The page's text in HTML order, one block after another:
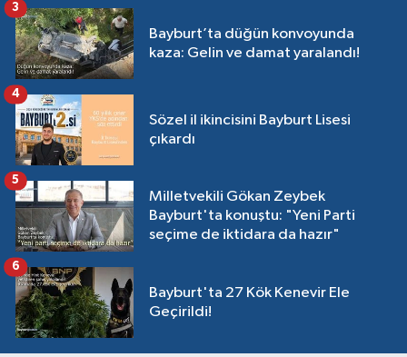
Bayburt’ta düğün konvoyunda
kaza: Gelin ve damat yaralandı!
3
Sözel il ikincisini Bayburt Lisesi
çıkardı
4
Milletvekili Gökan Zeybek
Bayburt'ta konuştu: "Yeni Parti
seçime de iktidara da hazır"
5
Bayburt'ta 27 Kök Kenevir Ele
Geçirildi!
6